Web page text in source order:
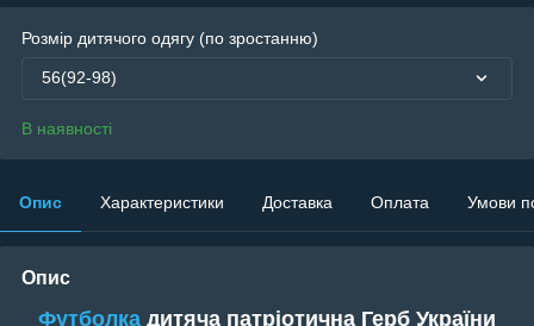
Розмір дитячого одягу (по зростанню)
56(92-98)
В наявності
Опис Характеристики Доставка Оплата Умови
Опис
Футболка дитяча патріотична Герб України